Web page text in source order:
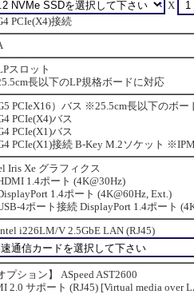
X
PCIe(X4)接続
スロット
長以下のLP規格ボードに対応
PCIeX16）バス ※25.5cm長以下のボー
PCIe(X4)バス
PCIe(X1)バス
PCIe(X1)接続 B-Key M.2ソケット
Iris Xe グラフィクス
1.4ポート (4K@30Hz)
1.4ポート (4K@60Hz, Ext.)
4ポート接続 DisplayPort 1.4ポート
i226LM/V 2.5GbE LAN (RJ45)
プション】 ASpeed AST2600
2.0 サポート (RJ45) [Virtual media over